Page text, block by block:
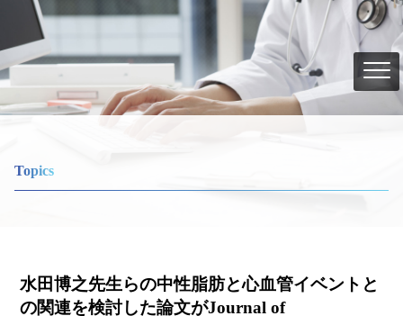
Topics
水田博之先生らの中性脂肪と心血管イベントと
の関連を検討した論文がJournal of